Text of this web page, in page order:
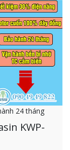
24 tháng
KWP-